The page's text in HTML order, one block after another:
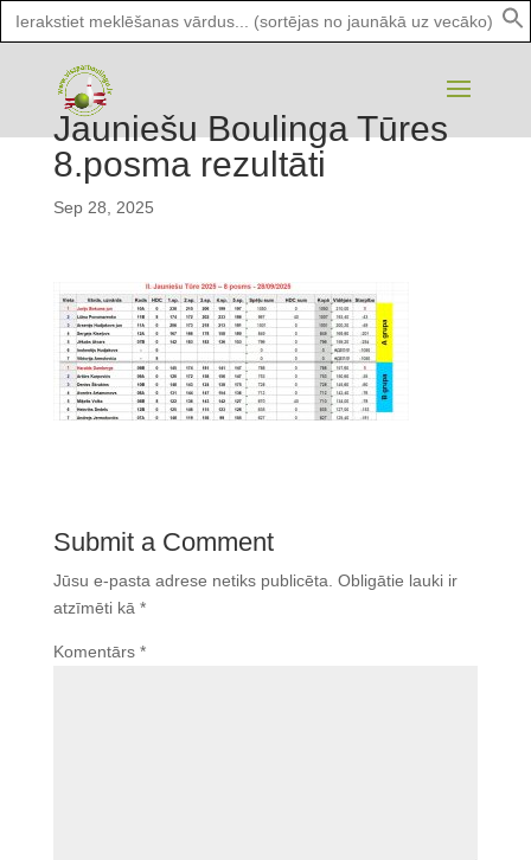
Search
for:
Jauniešu Boulinga Tūres
8.posma rezultāti
Sep 28, 2025
Submit a Comment
Jūsu e-pasta adrese netiks publicēta. Obligātie lauki ir
atzīmēti kā *
Komentārs *